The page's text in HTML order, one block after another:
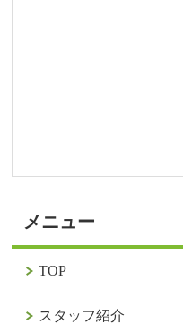
メニュー
TOP
スタッフ紹介